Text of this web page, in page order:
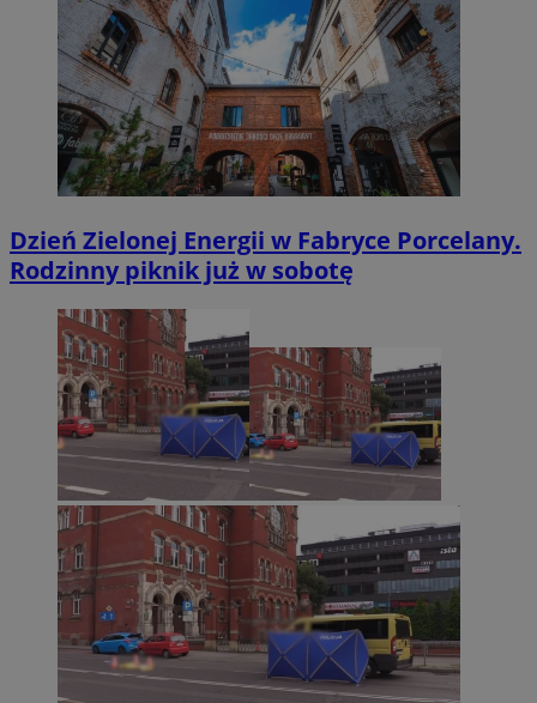
Dzień Zielonej Energii w Fabryce Porcelany.
Rodzinny piknik już w sobotę